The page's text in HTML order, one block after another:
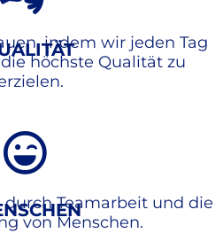
indem wir jeden Tag
höchste Qualität zu
Teamarbeit und die
von Menschen.